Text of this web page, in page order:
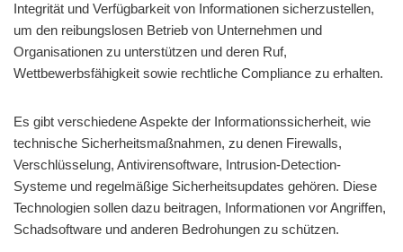
Integrität und Verfügbarkeit von Informationen sicherzustellen,
um den reibungslosen Betrieb von Unternehmen und
Organisationen zu unterstützen und deren Ruf,
Wettbewerbsfähigkeit sowie rechtliche Compliance zu erhalten.
Es gibt verschiedene Aspekte der Informationssicherheit, wie
technische Sicherheitsmaßnahmen, zu denen Firewalls,
Verschlüsselung, Antivirensoftware, Intrusion-Detection-
Systeme und regelmäßige Sicherheitsupdates gehören. Diese
Technologien sollen dazu beitragen, Informationen vor Angriffen,
Schadsoftware und anderen Bedrohungen zu schützen.